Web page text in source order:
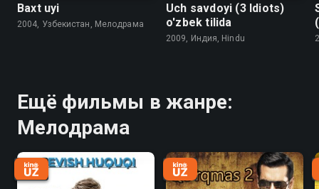
Baxt uyi
2004, Узбекистан, Мелодрама
Uch savdoyi (3 Idiots)
o'zbek tilida
2009, Индия, Hindu
Ещё фильмы в жанре:
Мелодрама